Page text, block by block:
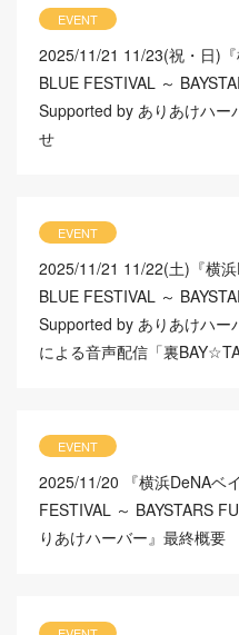
EVENT
2025/11/21 11/23(祝・日)
BLUE FESTIVAL ～
Supported by ありあけハー
せ
EVENT
2025/11/21 11/22(土)『横
BLUE FESTIVAL ～
Supported by ありあけハー
による音声配信「裏
EVENT
2025/11/20
『横浜DeNAベ
FESTIVAL ～ BAYSTARS
りあけハーバー』最終概要